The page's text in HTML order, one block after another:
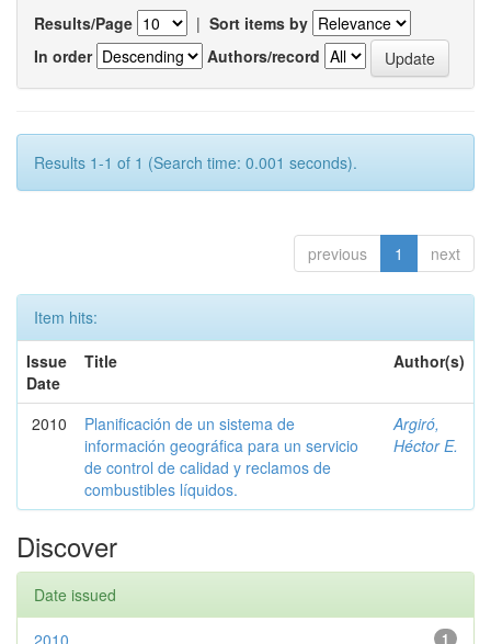
Results/Page | Sort items by
In order
Authors/record
Results 1-1 of 1 (Search time: 0.001 seconds).
previous 1 next
Item hits:
Issue
Date
Title Author(s)
2010
Planificación de un sistema de
información geográfica para un servicio
de control de calidad y reclamos de
combustibles líquidos.
Argiró,
Héctor E.
Discover
Date issued
1
2010